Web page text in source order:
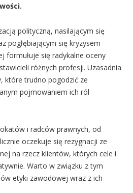
polityczną, nasilającym się
pogłębiającym się kryzysem
formułuje się radykalne oceny
różnych profesji. Uzasadnia
które trudno pogodzić ze
pojmowaniem ich ról
i radców prawnych, od
oczekuje się rezygnacji ze
na rzecz klientów, których cele i
Warto w związku z tym
etyki zawodowej wraz z ich